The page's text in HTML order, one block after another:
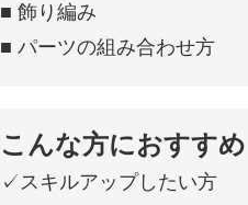
■ 飾り編み
■ パーツの組み合わせ方
こんな方におすすめ
✓スキルアップしたい方